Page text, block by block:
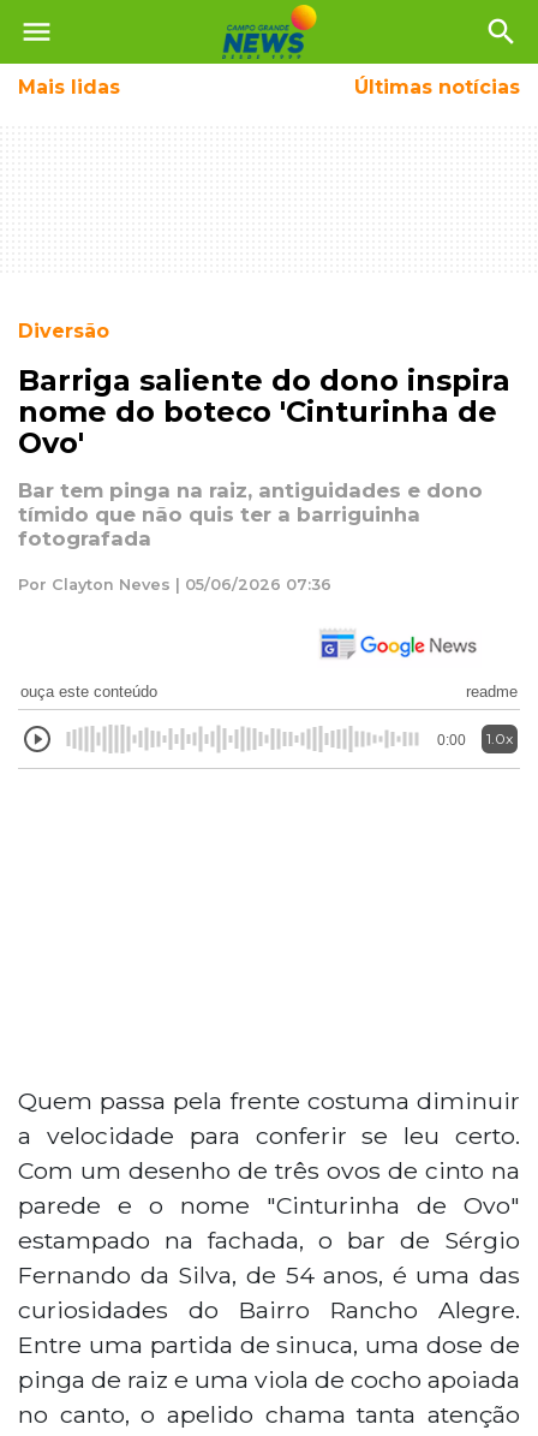
menu search
Mais lidas Últimas notícias
Diversão
Barriga saliente do dono inspira
nome do boteco 'Cinturinha de
Ovo'
Bar tem pinga na raiz, antiguidades e dono
tímido que não quis ter a barriguinha
fotografada
Por Clayton Neves | 05/06/2026 07:36
ouça este conteúdo readme
0:00 1.0x
Quem passa pela frente costuma diminuir
a velocidade para conferir se leu certo.
Com um desenho de três ovos de cinto na
parede e o nome "Cinturinha de Ovo"
estampado na fachada, o bar de Sérgio
Fernando da Silva, de 54 anos, é uma das
curiosidades do Bairro Rancho Alegre.
Entre uma partida de sinuca, uma dose de
pinga de raiz e uma viola de cocho apoiada
no canto, o apelido chama tanta atenção